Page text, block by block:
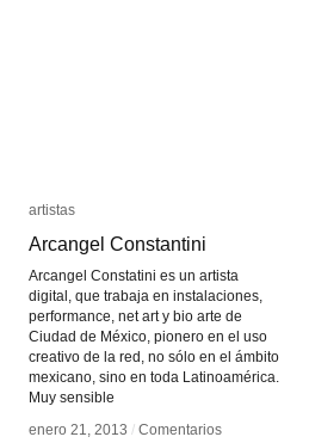
artistas
Arcangel Constantini
Arcangel Constatini es un artista
digital, que trabaja en instalaciones,
performance, net art y bio arte de
Ciudad de México, pionero en el uso
creativo de la red, no sólo en el ámbito
mexicano, sino en toda Latinoamérica.
Muy sensible
enero 21, 2013 / Comentarios
artistas
Arcangel Constantini
enero 21, 2013 / Comentarios